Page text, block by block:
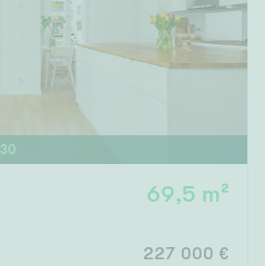
30
69,5 m²
227 000 €